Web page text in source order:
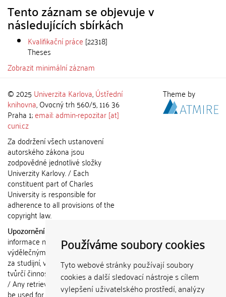
Používáme soubory cookies
Tyto webové stránky používají soubory
cookies a další sledovací nástroje s cílem
vylepšení uživatelského prostředí, analýzy
Tento záznam se objevuje v
následujících sbírkách
Kvalifikační práce [22318]
Theses
Zobrazit minimální záznam
© 2025 Univerzita Karlova,Ústřední
knihovna, Ovocný trh 560/5, 116 36
Praha 1;email: admin-repozitar [at]
cuni.cz
Za dodržení všech ustanovení
autorského zákona jsou
zodpovědné jednotlivé složky
Univerzity Karlovy. / Each
constituent part of Charles
University is responsible for
adherence to all provisions of the
copyright law.
Upozornění / Notice:
informace nemohou být použity k
výdělečným účelům nebo vydávány
za studijní, vědeckou nebo jinou
tvůrčí činnost jiné osoby než autora.
/ Any retrieved information shall not
be used for any commercial
Theme by